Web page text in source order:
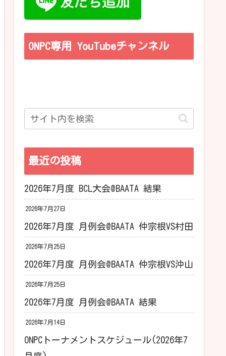
ONPC専用 YouTubeチャンネル
最近の投稿
2026年7月度 BCL大会@BAATA 結果
2026年7月27日
2026年7月度 月例会@BAATA 仲宗根VS村田
2026年7月25日
2026年7月度 月例会@BAATA 仲宗根VS沖山
2026年7月25日
2026年7月度 月例会@BAATA 結果
2026年7月14日
ONPCトーナメントスケジュール(2026年7